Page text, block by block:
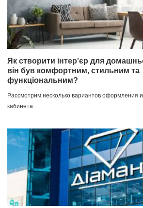
Як створити інтер'єр для
він був комфортним, стильним та
функціональним?
Рассмотрим несколько вариантов оформления
кабинета